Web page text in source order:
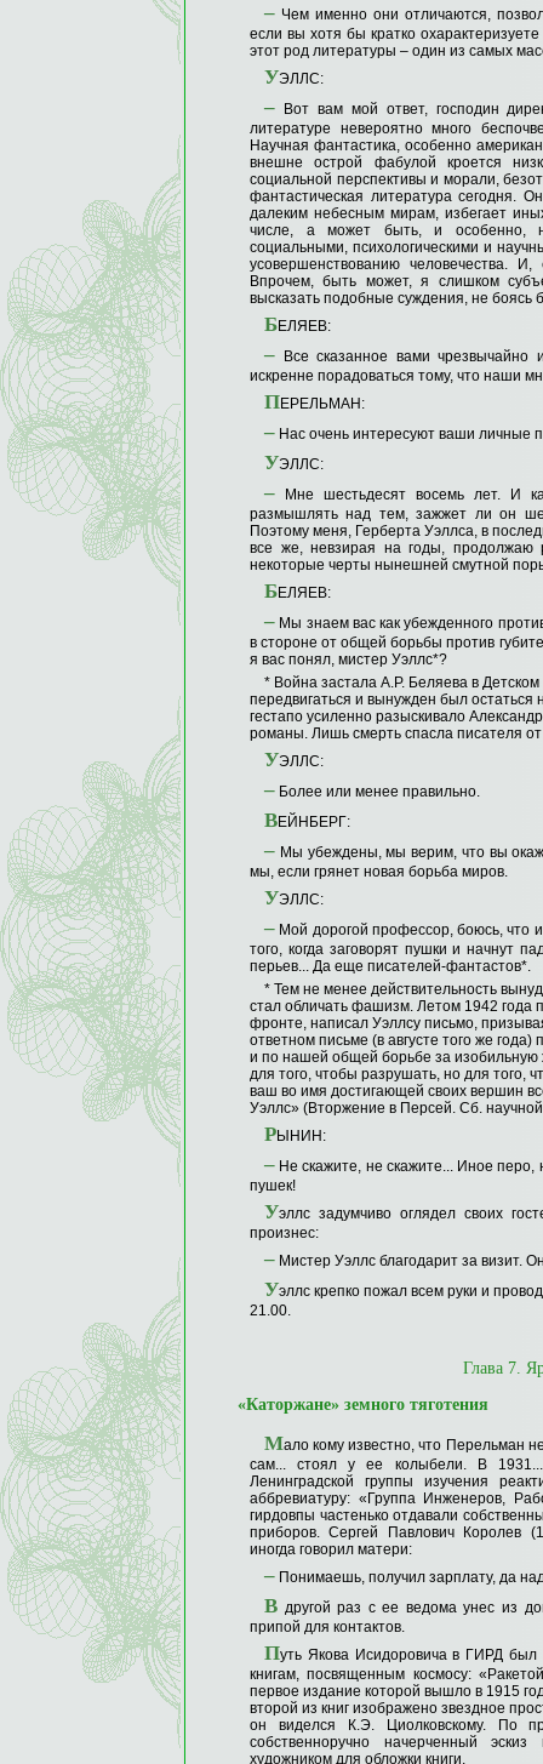
– Чем именно они отличаются,
если вы хотя бы кратко
этот род литературы – один из самых
УЭЛЛС:
– Вот вам мой ответ, господин
литературе невероятно много
Научная фантастика, особенно
внешне острой фабулой кроется
социальной перспективы и морали,
фантастическая литература сегодня.
далеким небесным мирам, избегает
числе, а может быть, и особенно,
социальными, психологическими и
усовершенствованию человечества.
Впрочем, быть может, я слишком
высказать подобные суждения, не боясь
БЕЛЯЕВ:
– Все сказанное вами
искренне порадоваться тому, что наши
ПЕРЕЛЬМАН:
– Нас очень интересуют ваши личные
УЭЛЛС:
– Мне шестьдесят восемь лет. И
размышлять над тем, зажжет ли он
Поэтому меня, Герберта Уэллса, в
все же, невзирая на годы, продолжаю
некоторые черты нынешней смутной
БЕЛЯЕВ:
– Мы знаем вас как убежденного
в стороне от общей борьбы против
я вас понял, мистер Уэллс*?
* Война застала А.Р. Беляева в
передвигаться и вынужден был остаться
гестапо усиленно разыскивало
романы. Лишь смерть спасла писателя
УЭЛЛС:
– Более или менее правильно.
ВЕЙНБЕРГ:
– Мы убеждены, мы верим, что вы
мы, если грянет новая борьба миров.
УЭЛЛС:
– Мой дорогой профессор, боюсь, что
того, когда заговорят пушки и начнут
перьев... Да еще писателей-фантастов*.
* Тем не менее действительность
стал обличать фашизм. Летом 1942 года
фронте, написал Уэллсу письмо,
ответном письме (в августе того же
и по нашей общей борьбе за изобильную
для того, чтобы разрушать, но для того,
ваш во имя достигающей своих вершин
Уэллс» (Вторжение в Персей. Сб.
РЫНИН:
– Не скажите, не скажите... Иное
пушек!
Уэллс задумчиво оглядел своих
произнес:
– Мистер Уэллс благодарит за визит.
Уэллс крепко пожал всем руки и
21.00.
Глава 7.
«Каторжане» земного тяготения
Мало кому известно, что Перельман
сам... стоял у ее колыбели. В
Ленинградской группы изучения
аббревиатуру: «Группа Инженеров,
гирдовпы частенько отдавали
приборов. Сергей Павлович Королев
иногда говорил матери:
– Понимаешь, получил зарплату, да
В другой раз с ее ведома унес из
припой для контактов.
Путь Якова Исидоровича в ГИРД
книгам, посвященным космосу:
первое издание которой вышло в 1915
второй из книг изображено звездное
он виделся К.Э. Циолковскому. По
собственноручно начерченный
художником для обложки книги.